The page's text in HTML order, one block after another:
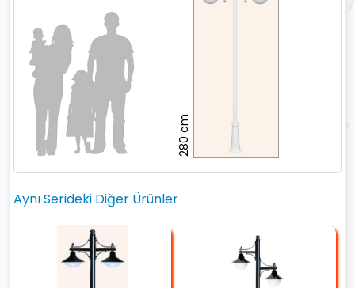
280 cm
Aynı Serideki Diğer Ürünler